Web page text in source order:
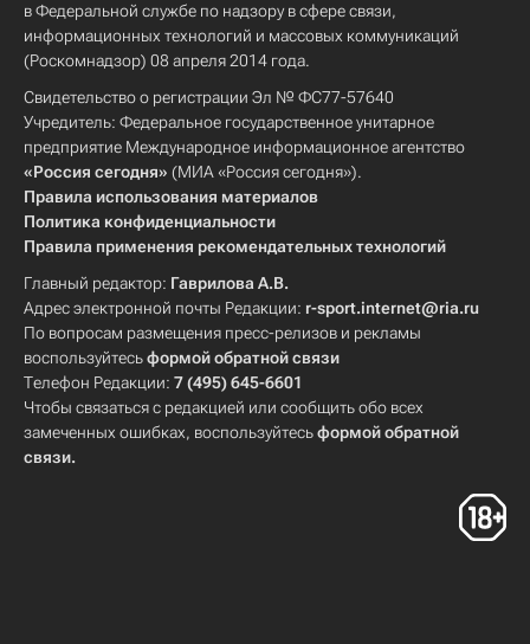
в Федеральной службе по надзору в сфере связи,
информационных технологий и массовых коммуникаций
(Роскомнадзор) 08 апреля 2014 года.
Свидетельство о регистрации Эл № ФС77-57640
Учредитель: Федеральное государственное унитарное
предприятие Международное информационное агентство
«Россия сегодня» (МИА «Россия сегодня»).
Правила использования материалов
Политика конфиденциальности
Правила применения рекомендательных технологий
Главный редактор: Гаврилова А.В.
Адрес электронной почты Редакции: r-sport.internet@ria.ru
По вопросам размещения пресс-релизов и рекламы
воспользуйтесьформой обратной связи
Телефон Редакции: 7 (495) 645-6601
Чтобы связаться с редакцией или сообщить обо всех
замеченных ошибках, воспользуйтесьформой обратной
связи.